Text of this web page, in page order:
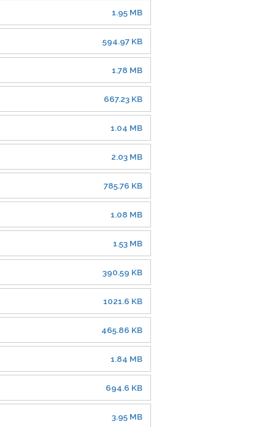
1.95 MB
594.97 KB
1.78 MB
667.23 KB
1.04 MB
2.03 MB
785.76 KB
1.08 MB
1.53 MB
390.59 KB
1021.6 KB
465.86 KB
1.84 MB
694.6 KB
3.95 MB